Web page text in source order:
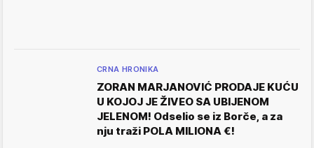
CRNA HRONIKA
ZORAN MARJANOVIĆ PRODAJE KUĆU
U KOJOJ JE ŽIVEO SA UBIJENOM
JELENOM! Odselio se iz Borče, a za
nju traži POLA MILIONA €!